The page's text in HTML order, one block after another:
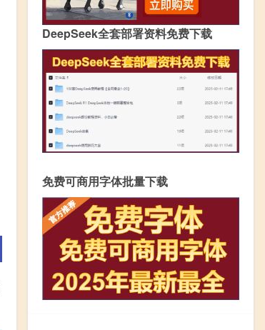
DeepSeek全套部署资料免费下载
免费可商用字体批量下载